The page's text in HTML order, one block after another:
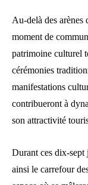
Au-delà des arènes
moment de
patrimoine culturel
cérémonies
manifestations
contribueront à
son attractivité
Durant ces dix-sept
ainsi le carrefour